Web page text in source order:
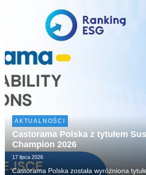
AKTUALNOŚCI
Castorama Polska z tytułem
Champion 2026
17 lipca 2026
Castorama Polska została wyróżniona